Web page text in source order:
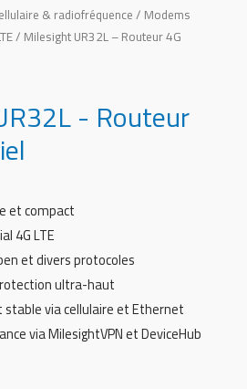
& radiofréquence / Modems
/ Milesight UR32L – Routeur 4G
- Routeur
et compact
4G LTE
et divers protocoles
ultra-haut
stable via cellulaire et Ethernet
via MilesightVPN et DeviceHub